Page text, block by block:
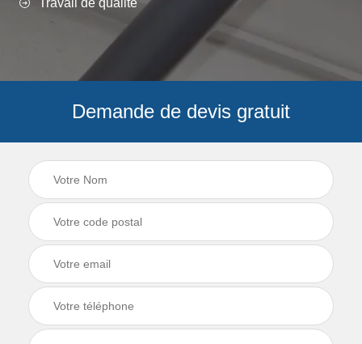
Travail de qualité
Demande de devis gratuit